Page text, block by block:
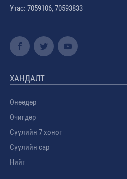
Утас: 7059106, 70593833
ХАНДАЛТ
Өнөөдөр
Өчигдөр
Сүүлийн 7 хоног
Сүүлийн сар
Нийт